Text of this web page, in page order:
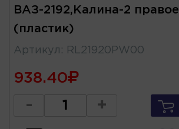
ВАЗ-2192,Калина-2 правое
(пластик)
Артикул : RL21920PW00
938.40
- +